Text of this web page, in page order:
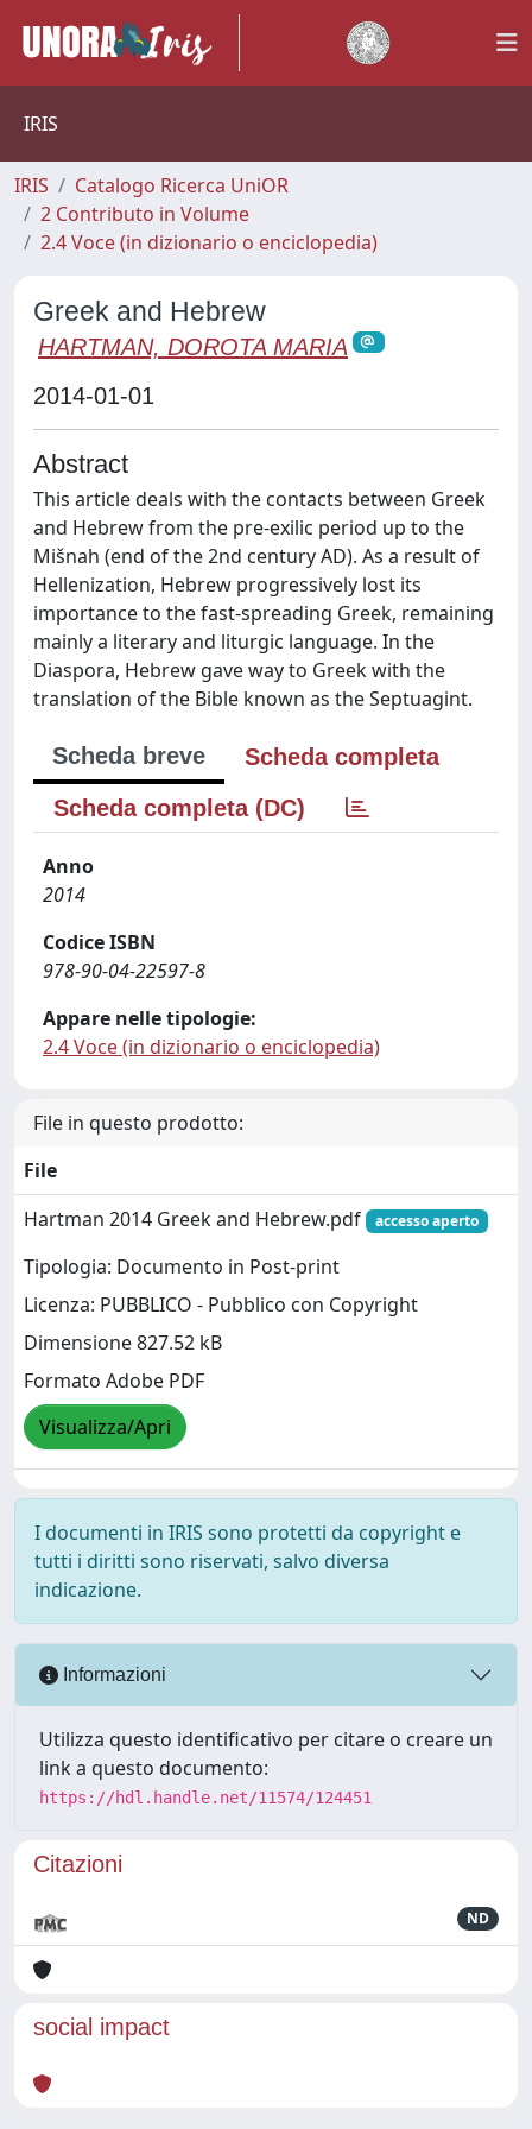
IRIS
IRIS
Catalogo Ricerca UniOR
2 Contributo in Volume
2.4 Voce (in dizionario o enciclopedia)
Greek and Hebrew
HARTMAN, DOROTA MARIA
2014-01-01
Abstract
This article deals with the contacts between Greek
and Hebrew from the pre-exilic period up to the
Mišnah (end of the 2nd century AD). As a result of
Hellenization, Hebrew progressively lost its
importance to the fast-spreading Greek, remaining
mainly a literary and liturgic language. In the
Diaspora, Hebrew gave way to Greek with the
translation of the Bible known as the Septuagint.
Scheda breve
Scheda completa
Scheda completa (DC)
Anno
2014
Codice ISBN
978-90-04-22597-8
Appare nelle tipologie:
2.4 Voce (in dizionario o enciclopedia)
File in questo prodotto:
File
Hartman 2014 Greek and Hebrew.pdf
accesso aperto
Tipologia: Documento in Post-print
Licenza: PUBBLICO - Pubblico con Copyright
Dimensione 827.52 kB
Formato Adobe PDF
Visualizza/Apri
I documenti in IRIS sono protetti da copyright e
tutti i diritti sono riservati, salvo diversa
indicazione.
Informazioni
Utilizza questo identificativo per citare o creare un
link a questo documento:
https://hdl.handle.net/11574/124451
Citazioni
ND
social impact